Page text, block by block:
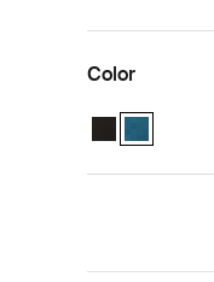
Color
Case Logic
Case Logic